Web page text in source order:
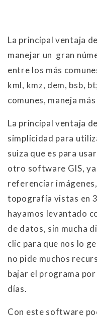
La principal ventaja
manejar un gran
entre los más
kml, kmz, dem, bsb,
comunes, maneja
La principal ventaja
simplicidad para
suiza que es para
otro software GIS,
referenciar
topografía vistas en
hayamos levantado
de datos, sin mucha
clic para que nos lo
no pide muchos
bajar el programa
días.
Con este software